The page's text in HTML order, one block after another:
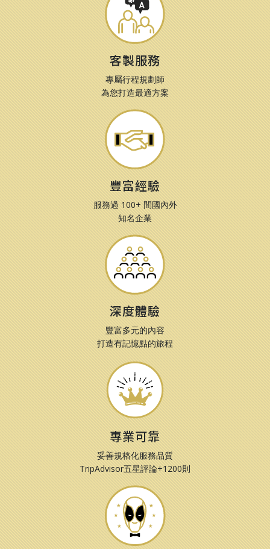
客製服務
專屬行程規劃師
為您打造最適方案
豐富經驗
服務過 100+ 間國內外
知名企業
深度體驗
豐富多元的內容
打造有記憶點的旅程
專業可靠
妥善規格化服務品質
TripAdvisor五星評論+1200則